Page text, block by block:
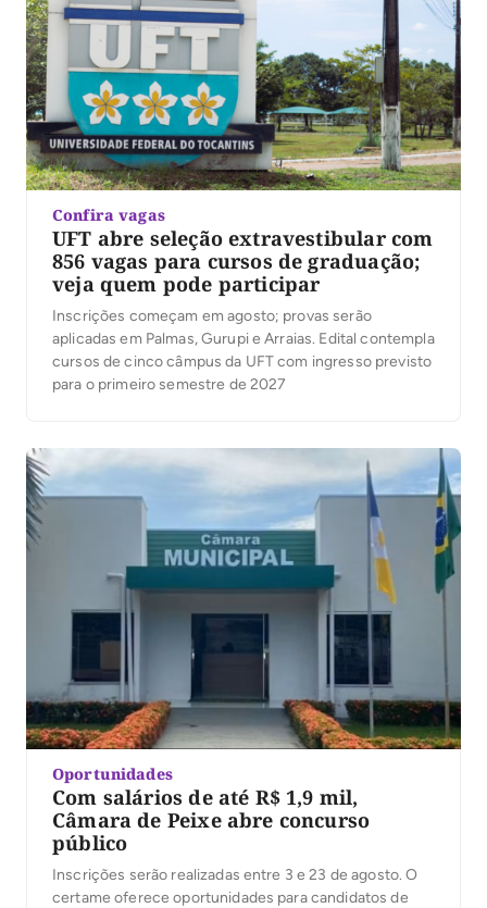
Confira vagas
UFT abre seleção extravestibular com
856 vagas para cursos de graduação;
veja quem pode participar
Inscrições começam em agosto; provas serão
aplicadas em Palmas, Gurupi e Arraias. Edital contempla
cursos de cinco câmpus da UFT com ingresso previsto
para o primeiro semestre de 2027
Oportunidades
Com salários de até R$ 1,9 mil,
Câmara de Peixe abre concurso
público
Inscrições serão realizadas entre 3 e 23 de agosto. O
certame oferece oportunidades para candidatos de